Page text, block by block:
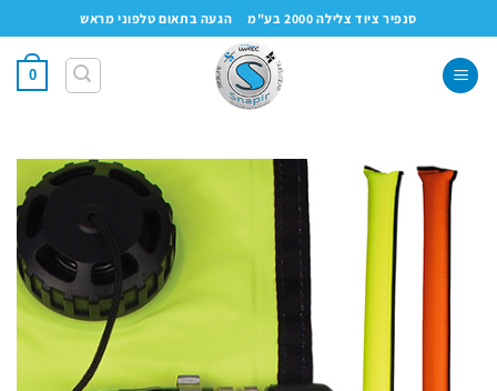
to
content
סנפיר ציוד צלילה 2000 בע"מ הגעה בתאום טלפוני מראש
0